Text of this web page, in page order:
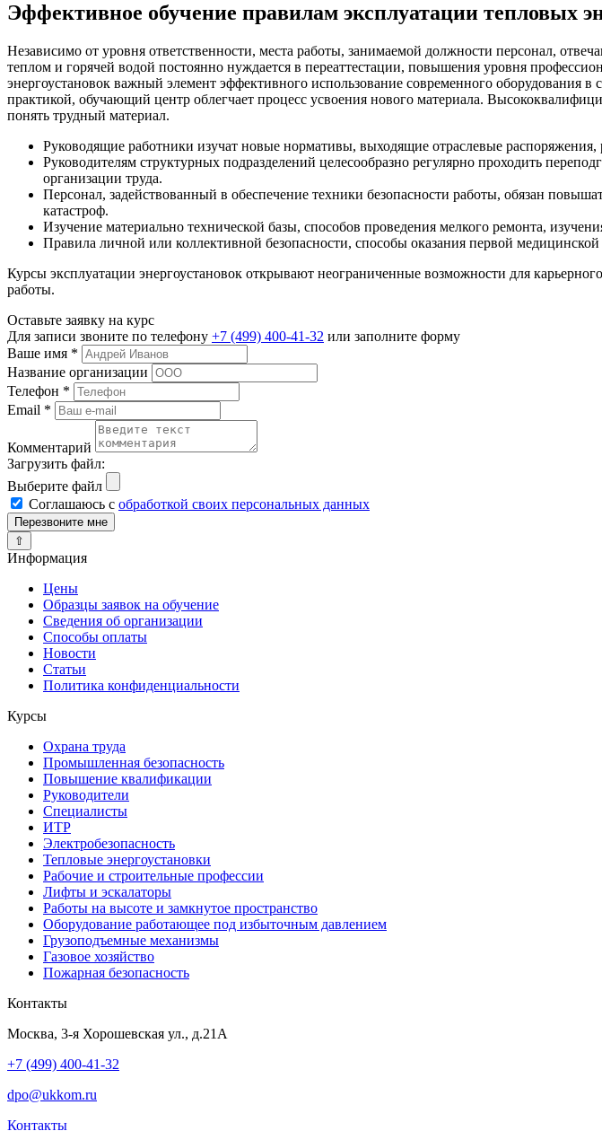
Эффективное обучение правилам эксплуатации тепловых
Независимо от уровня ответственности, места работы, занимаемой должности персонал,
теплом и горячей водой постоянно нуждается в переаттестации, повышения уровня
энергоустановок важный элемент эффективного использование современного
практикой, обучающий центр облегчает процесс усвоения нового материала.
понять трудный материал.
Руководящие работники изучат новые нормативы, выходящие отраслевые
Руководителям структурных подразделений целесообразно регулярно проходить
организации труда.
Персонал, задействованный в обеспечение техники безопасности работы, обязан
катастроф.
Изучение материально технической базы, способов проведения мелкого ремонта,
Правила личной или коллективной безопасности, способы оказания первой
Курсы эксплуатации энергоустановок открывают неограниченные возможности для
работы.
Оставьте заявку на курс
Для записи звоните по телефону +7 (499) 400-41-32 или заполните форму
Ваше имя *
Название организации
Телефон *
Email *
Комментарий
Загрузить файл:
Выберите файл
Соглашаюсь с обработкой своих персональных данных
⇧
Информация
Цены
Образцы заявок на обучение
Сведения об организации
Способы оплаты
Новости
Статьи
Политика конфиденциальности
Курсы
Охрана труда
Промышленная безопасность
Повышение квалификации
Руководители
Специалисты
ИТР
Электробезопасность
Тепловые энергоустановки
Рабочие и строительные профессии
Лифты и эскалаторы
Работы на высоте и замкнутое пространство
Оборудование работающее под избыточным давлением
Грузо­подъемные механизмы
Газовое хозяйство
Пожарная безопасность
Контакты
Москва, 3-я Хорошевская ул., д.21А
+7 (499) 400-41-32
dpo@ukkom.ru
Контакты